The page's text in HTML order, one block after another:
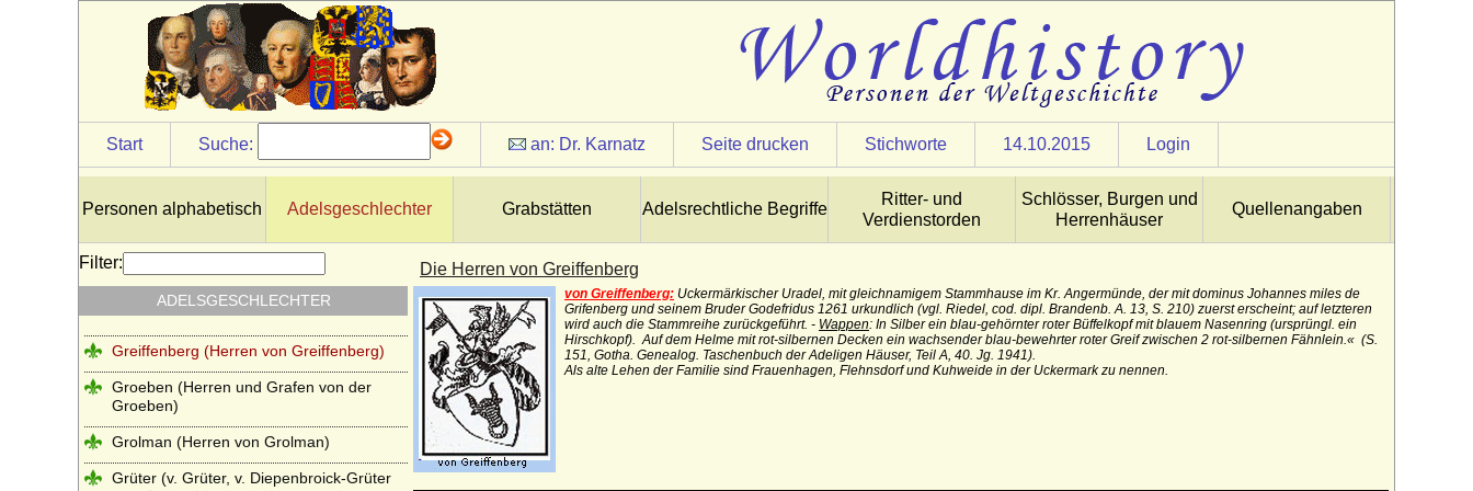
Start Suche: an: Dr. Karnatz Seite drucken Stichworte 14.10.2015 Login
Personen alphabetisch Adelsgeschlechter Grabstätten Adelsrechtliche Begriffe
Ritter- und
Verdienstorden
Schlösser, Burgen und
Herrenhäuser
Quellenangaben
Die Herren von Greiffenberg
von Greiffenberg: Uckermärkischer Uradel, mit gleichnamigem Stammhause im Kr. Angermünde, der mit dominus Johannes miles de
Grifenberg und seinem Bruder Godefridus 1261 urkundlich (vgl. Riedel, cod. dipl. Brandenb. A. 13, S. 210) zuerst erscheint; auf letzteren
wird auch die Stammreihe zurückgeführt. - Wappen: In Silber ein blau-gehörnter roter Büffelkopf mit blauem Nasenring (ursprüngl. ein
Hirschkopf). Auf dem Helme mit rot-silbernen Decken ein wachsender blau-bewehrter roter Greif zwischen 2 rot-silbernen Fähnlein.« (S.
151, Gotha. Genealog. Taschenbuch der Adeligen Häuser, Teil A, 40. Jg. 1941).
Als alte Lehen der Familie sind Frauenhagen, Flehnsdorf und Kuhweide in der Uckermark zu nennen.
Filter:
ADELSGESCHLECHTER
Grafen von Weimar (Gräfliches Haus
Weimar)
Grafen von Wernigerode
Grafen von Wertheim
Battenberg und Wittgenstein)
Stolberg)
Grassalkovich de Gyarak (Grassalkovič,
Grassalkovics), Freiherren, Grafen,
Fürsten
Greifen
Greiffenberg (Herren von Greiffenberg)
Groeben (Herren und Grafen von der
Groeben)
Grolman (Herren von Grolman)
Grüter (v. Grüter, v. Diepenbroick-Grüter